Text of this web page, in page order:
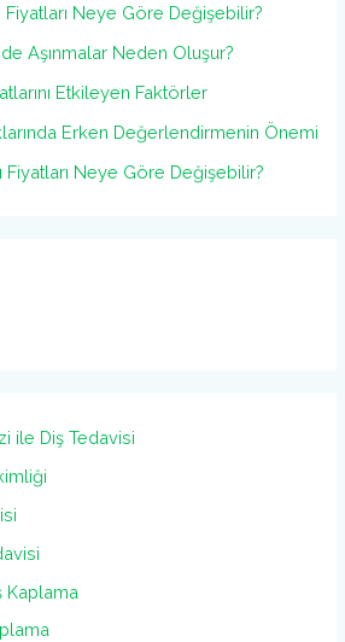
Neye Göre Değişebilir?
Aşınmalar Neden Oluşur?
Etkileyen Faktörler
Erken Değerlendirmenin Önemi
Fiyatları Neye Göre Değişebilir?
ile Diş Tedavisi
Kaplama